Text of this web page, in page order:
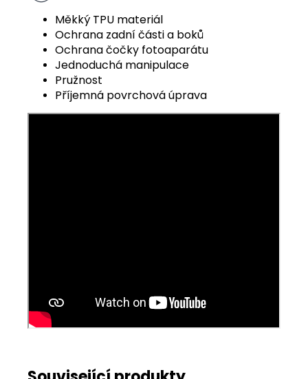
Měkký TPU materiál
Ochrana zadní části a boků
Ochrana čočky fotoaparátu
Jednoduchá manipulace
Pružnost
Příjemná povrchová úprava